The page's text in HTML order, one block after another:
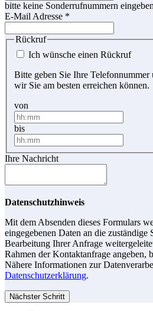
bitte keine Sonderrufnummern eingeben
E-Mail Adresse *
Rückruf
Ich wünsche einen Rückruf
Bitte geben Sie Ihre
wir Sie am besten erreichen können.
von
bis
Ihre Nachricht
Datenschutzhinweis
Mit dem Absenden dieses Formulars
eingegebenen Daten an die zuständige
Bearbeitung Ihrer Anfrage
Rahmen der Kontaktanfrage angeben,
Nähere Informationen zur
Datenschutzerklärung.
Nächster Schritt